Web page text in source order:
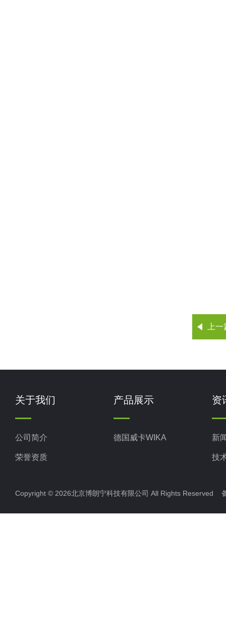
上
关于我们
公司简介
荣誉资质
产品展示
德国威卡WIKA
资
新
技
Copyright © 2026北京博朗宁科技有限公司 All Rights Reserved